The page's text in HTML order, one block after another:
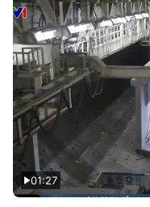
01:27